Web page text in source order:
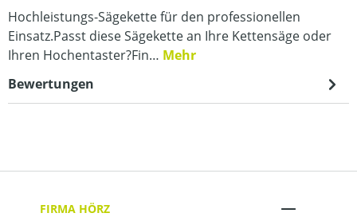
Hochleistungs-Sägekette für den professionellen
Einsatz.Passt diese Sägekette an Ihre Kettensäge oder
Ihren Hochentaster?Fin… Mehr
Bewertungen
FIRMA HÖRZ